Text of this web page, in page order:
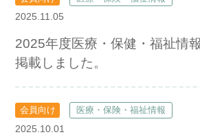
2025.11.05
2025年度医療・保健・福祉情
掲載しました。
会員向け 医療・保険・福祉情報
2025.10.01